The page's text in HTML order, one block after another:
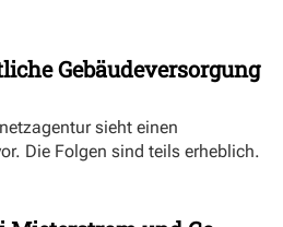
Gebäudeversorgung
sieht einen
Die Folgen sind teils erheblich.